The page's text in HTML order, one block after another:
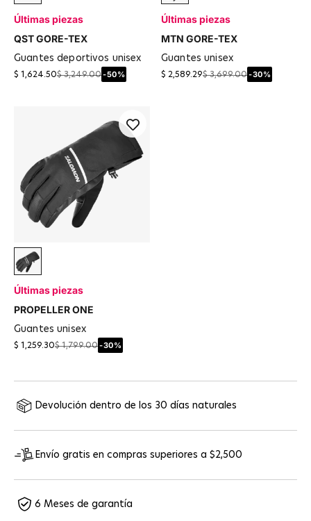
Últimas piezas
QST GORE-TEX
guantes deportivos unisex
$ 1,624.50$ 3,249.00-50%
Últimas piezas
MTN GORE-TEX
guantes unisex
$ 2,589.29$ 3,699.00-30%
Deep Black
Últimas piezas
PROPELLER ONE
guantes unisex
$ 1,259.30$ 1,799.00-30%
Devolución dentro de los 30 días naturales
Envío gratis en compras superiores a $2,500
6 Meses de garantía